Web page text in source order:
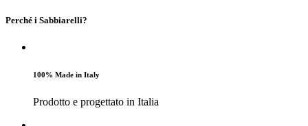
Perché i Sabbiarelli?
100% Made in Italy
Prodotto e progettato in Italia